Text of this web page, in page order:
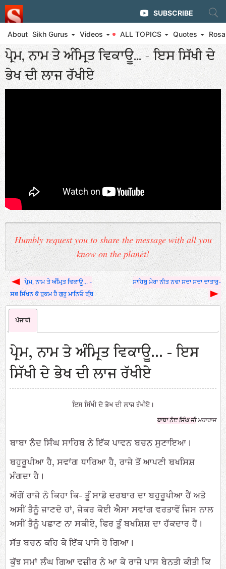
SUBSCRIBE
About Sikh Gurus Videos ALL TOPICS Quotes
◄ Eternal Glory of Guru Arjan Dev Ji
ਪ੍ਰੇਮ, ਨਾਮ ਤੇ ਅੰਮ੍ਰਿਤ ਵਿਕਾਊ... - ਇਸ ਸਿੱਖੀ ਦੇ
ਭੇਖ ਦੀ ਲਾਜ ਰੱਖੀਏ
Humbly request you to share the message with all you
know on the planet!
ਪ੍ਰੇਮ, ਨਾਮ ਤੇ ਅੰਮ੍ਰਿਤ ਵਿਕਾਊ... -
ਸਭ ਸਿੱਖਨ ਕੋ ਹੁਕਮ ਹੈ ਗੁਰੂ ਮਾਨਿਓ ਗ੍ਰੰਥ
ਸਾਹਿਬੁ ਮੇਰਾ ਨੀਤ ਨਵਾ ਸਦਾ ਸਦਾ ਦਾਤਾਰੁ-
ਪੰਜਾਬੀ
ਪ੍ਰੇਮ, ਨਾਮ ਤੇ ਅੰਮ੍ਰਿਤ ਵਿਕਾਊ... - ਇਸ
ਸਿੱਖੀ ਦੇ ਭੇਖ ਦੀ ਲਾਜ ਰੱਖੀਏ
ਇਸ ਸਿੱਖੀ ਦੇ ਭੇਖ ਦੀ ਲਾਜ ਰੱਖੀਏ।
ਬਾਬਾ ਨੰਦ ਸਿੰਘ ਜੀਮਹਾਰਾਜ
ਬਾਬਾ ਨੰਦ ਸਿੰਘ ਸਾਹਿਬ ਨੇ ਇੱਕ ਪਾਵਨ ਬਚਨ ਸੁਣਾਇਆ।
ਬਹੁਰੂਪੀਆ ਹੈ, ਸਵਾਂਗ ਧਾਰਿਆ ਹੈ, ਰਾਜੇ ਤੋਂ ਆਪਣੀ ਬਖਸਿਸ਼
ਮੰਗਦਾ ਹੈ।
ਅੱਗੋਂ ਰਾਜੇ ਨੇ ਕਿਹਾ ਕਿ- ਤੂੰ ਸਾਡੇ ਦਰਬਾਰ ਦਾ ਬਹੁਰੂਪੀਆ ਹੈਂ ਅਤੇ
ਅਸੀਂ ਤੈਨੂੰ ਜਾਣਦੇ ਹਾਂ, ਜੇਕਰ ਕੋਈ ਐਸਾ ਸਵਾਂਗ ਵਰਤਾਵੇਂ ਜਿਸ ਨਾਲ
ਅਸੀਂ ਤੈਨੂੰ ਪਛਾਣ ਨਾ ਸਕੀਏ, ਫਿਰ ਤੂੰ ਬਖਸ਼ਿਸ਼ ਦਾ ਹੱਕਦਾਰ ਹੈਂ।
ਸੱਤ ਬਚਨ ਕਹਿ ਕੇ ਇੱਕ ਪਾਸੇ ਹੋ ਗਿਆ।
ਕੁੱਝ ਸਮਾਂ ਲੰਘ ਗਿਆ ਵਜ਼ੀਰ ਨੇ ਆ ਕੇ ਰਾਜੇ ਪਾਸ ਬੇਨਤੀ ਕੀਤੀ ਕਿ